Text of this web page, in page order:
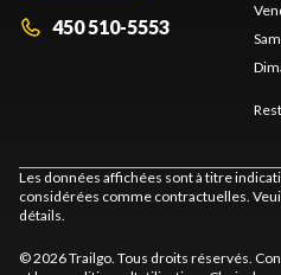
450 510-5553
Les données affichées sont à titre
considérées comme contractuelles.
détails.
© 2026 Trailgo. Tous droits réservés.